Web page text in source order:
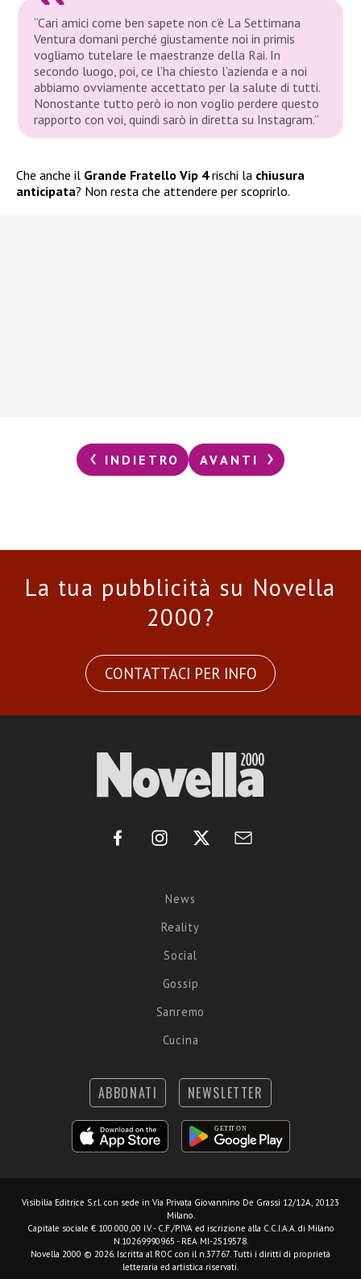
“Cari amici come ben sapete non c’è La Settimana
Ventura domani perché giustamente noi in primis
vogliamo tutelare le maestranze della Rai. In
secondo luogo, poi, ce l’ha chiesto l’azienda e a noi
abbiamo ovviamente accettato per la salute di tutti.
Nonostante tutto però io non voglio perdere questo
rapporto con voi, quindi sarò in diretta su Instagram.”
Che anche il Grande Fratello Vip 4rischi la chiusura
anticipata? Non resta che attendere per scoprirlo.
INDIETRO AVANTI
La tua pubblicità su Novella
2000?
CONTATTACI PER INFO
News
Reality
Social
Gossip
Sanremo
Cucina
ABBONATI NEWSLETTER
Visibilia Editrice S.r.l. con sede in Via Privata Giovannino De Grassi 12/12A, 20123
Milano.
Capitale sociale € 100.000,00 I.V. - C.F./P.IVA ed iscrizione alla C.C.I.A.A. di Milano
N.10269990965 - REA MI-2519578.
Novella 2000 © 2026. Iscritta al ROC con il n.37767. Tutti i diritti di proprietà
letteraria ed artistica riservati.